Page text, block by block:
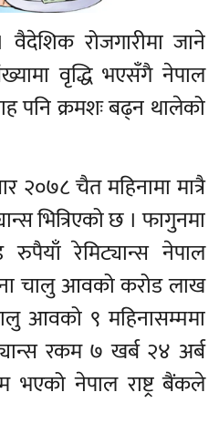
रोजगारीमा जाने
वृद्धि भएसँगै नेपाल
पनि क्रमशः बढ्न थालेको
२०७८ चैत महिनामा मात्रै
भित्रिएको छ । फागुनमा
रुपैयाँ रेमिट्यान्स नेपाल
चालु आवको करोड लाख
आवको ९ महिनासम्ममा
रकम ७ खर्ब २४ अर्ब
नेपाल राष्ट्र बैंकले